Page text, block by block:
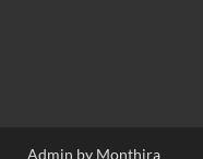
Admin by Monthira